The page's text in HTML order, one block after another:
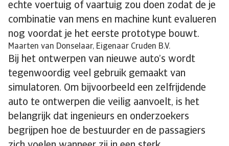
echte voertuig of vaartuig zou doen zodat de je
combinatie van mens en machine kunt evalueren
nog voordat je het eerste prototype bouwt.
Maarten van Donselaar, Eigenaar Cruden B.V.
Bij het ontwerpen van nieuwe auto’s wordt
tegenwoordig veel gebruik gemaakt van
simulatoren. Om bijvoorbeeld een zelfrijdende
auto te ontwerpen die veilig aanvoelt, is het
belangrijk dat ingenieurs en onderzoekers
begrijpen hoe de bestuurder en de passagiers